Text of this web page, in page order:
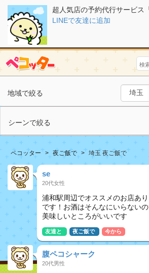
超人気店の予約代行サービス
LINEで友達に追加
地域で絞る
シーンで絞る
ペコッター 夜ご飯で 埼玉 夜ご飯で
se
20代女性
浦和駅周辺でオススメのお店あ
です！お酒はそんなにいらない
美味しいところがいいです
友達と 夜ご飯で 今から
腹ペコシャーク
20代男性